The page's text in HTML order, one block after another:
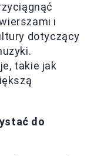
i
dotyczący
takie jak
do